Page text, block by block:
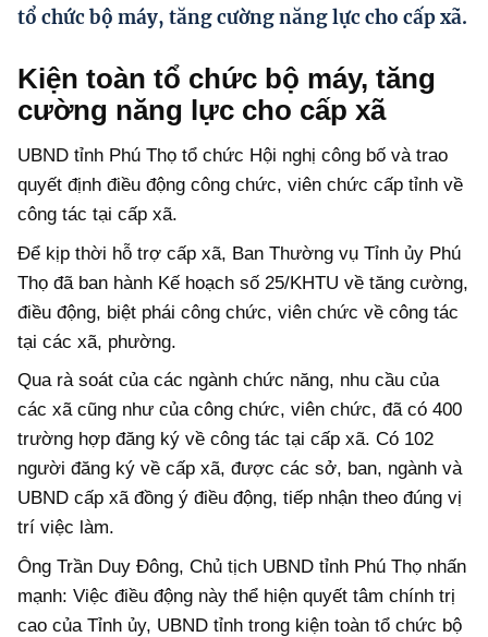
Ocop và chuỗi giá trị Nông sản
Kinh tế tư nhân
Doanh nghiệp dân tộc
Khác
Video
Photo
tổ chức bộ máy, tăng cường năng lực cho cấp xã.
Kiện toàn tổ chức bộ máy, tăng
cường năng lực cho cấp xã
UBND tỉnh Phú Thọ tổ chức Hội nghị công bố và trao
quyết định điều động công chức, viên chức cấp tỉnh về
công tác tại cấp xã.
Để kịp thời hỗ trợ cấp xã, Ban Thường vụ Tỉnh ủy Phú
Thọ đã ban hành Kế hoạch số 25/KHTU về tăng cường,
điều động, biệt phái công chức, viên chức về công tác
tại các xã, phường.
Qua rà soát của các ngành chức năng, nhu cầu của
các xã cũng như của công chức, viên chức, đã có 400
trường hợp đăng ký về công tác tại cấp xã. Có 102
người đăng ký về cấp xã, được các sở, ban, ngành và
UBND cấp xã đồng ý điều động, tiếp nhận theo đúng vị
trí việc làm.
Ông Trần Duy Đông, Chủ tịch UBND tỉnh Phú Thọ nhấn
mạnh: Việc điều động này thể hiện quyết tâm chính trị
cao của Tỉnh ủy, UBND tỉnh trong kiện toàn tổ chức bộ